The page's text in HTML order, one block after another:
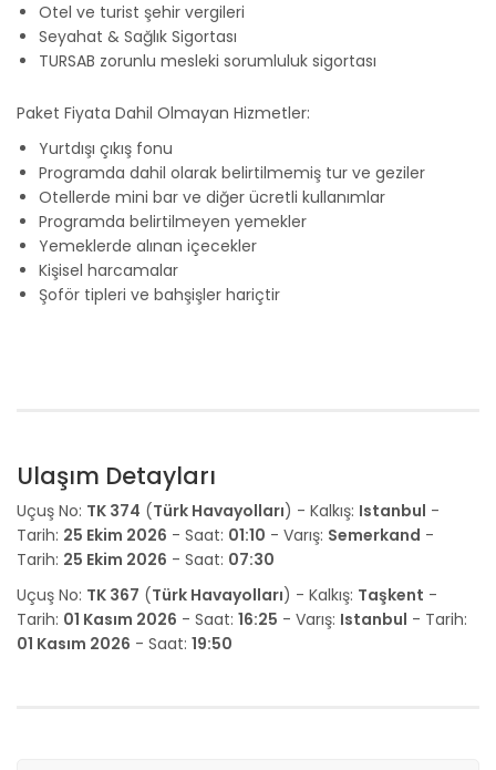
Otel ve turist şehir vergileri
Seyahat & Sağlık Sigortası
TURSAB zorunlu mesleki sorumluluk sigortası
Paket Fiyata Dahil Olmayan Hizmetler:
Yurtdışı çıkış fonu
Programda dahil olarak belirtilmemiş tur ve geziler
Otellerde mini bar ve diğer ücretli kullanımlar
Programda belirtilmeyen yemekler
Yemeklerde alınan içecekler
Kişisel harcamalar
Şoför tipleri ve bahşişler hariçtir
Ulaşım Detayları
Uçuş No: TK 374 (Türk Havayolları) - Kalkış: Istanbul -
Tarih: 25 Ekim 2026 - Saat: 01:10 - Varış: Semerkand -
Tarih: 25 Ekim 2026 - Saat: 07:30
Uçuş No: TK 367 (Türk Havayolları) - Kalkış: Taşkent -
Tarih: 01 Kasım 2026 - Saat: 16:25 - Varış: Istanbul - Tarih:
01 Kasım 2026 - Saat: 19:50